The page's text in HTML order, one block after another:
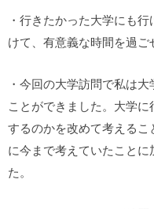
・行きたかった大学にも
けて、有意義な時間を過ご
・今回の大学訪問で私は
ことができました。大学
するのかを改めて考えるこ
に今まで考えていたこと
た。